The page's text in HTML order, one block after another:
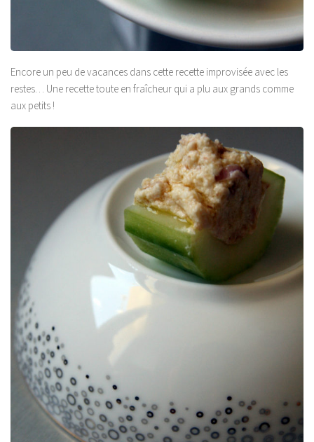
Encore un peu de vacances dans cette recette improvisée avec les
restes… Une recette toute en fraîcheur qui a plu aux grands comme
aux petits !